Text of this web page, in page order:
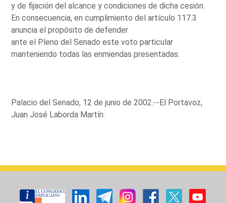
y de fijación del alcance y condiciones de dicha cesión.
En consecuencia, en cumplimiento del artículo 117.3
anuncia el propósito de defender
ante el Pleno del Senado este voto particular
manteniendo todas las enmiendas presentadas.
Palacio del Senado, 12 de junio de 2002.--El Portavoz,
Juan José Laborda Martín.